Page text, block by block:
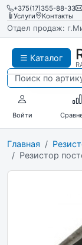
+375(17)355-88-33
Услуги
Контакты
Отдел продаж:
Каталог
Войти
Главная
Резистор